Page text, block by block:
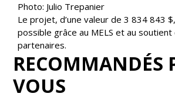
Photo: Julio Trepanier
Le projet, d’une valeur de 3 834 843
possible grâce au MELS et au
partenaires.
RECOMMANDÉS
VOUS